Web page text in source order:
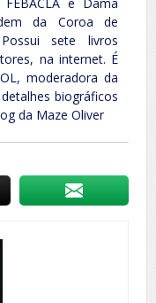
da Coroa de
sete livros
na internet. É
moderadora da
biográficos
da Maze Oliver